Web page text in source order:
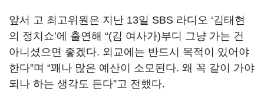
앞서 고 최고위원은 지난 13일 SBS 라디오 ‘김태현
의 정치쇼’에 출연해 “(김 여사가)부디 그냥 가는 건
아니셨으면 좋겠다. 외교에는 반드시 목적이 있어야
한다”며 “꽤나 많은 예산이 소모된다. 왜 꼭 같이 가야
되나 하는 생각도 든다”고 전했다.